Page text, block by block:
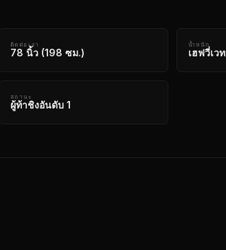
ติดต่อเรา
78 นิ้ว (198 ซม.)
น้ำหนัก
เฮฟวี่เวท
สถานะ
ผู้ท้าชิงอันดับ 1